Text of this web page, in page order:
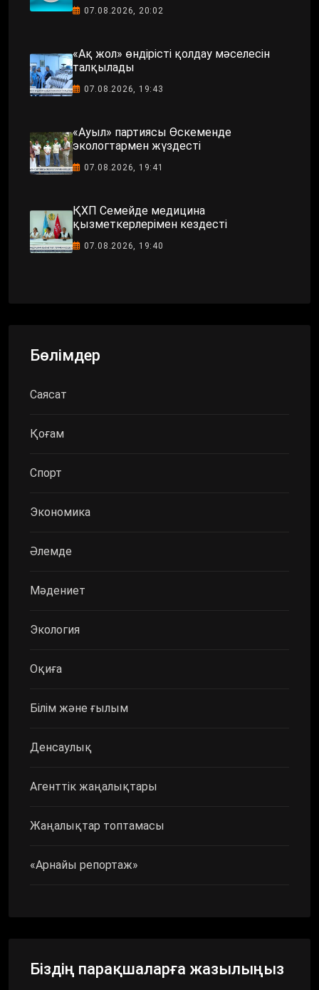
07.08.2026, 20:02
«Ақ жол» өндірісті қолдау мәселесін
талқылады
07.08.2026, 19:43
«Ауыл» партиясы Өскеменде
экологтармен жүздесті
07.08.2026, 19:41
ҚХП Семейде медицина
қызметкерлерімен кездесті
07.08.2026, 19:40
Бөлімдер
Саясат
Қоғам
Спорт
Экономика
Әлемде
Мәдениет
Экология
Оқиға
Білім және ғылым
Денсаулық
Агенттік жаңалықтары
Жаңалықтар топтамасы
«Арнайы репортаж»
Біздің парақшаларға жазылыңыз